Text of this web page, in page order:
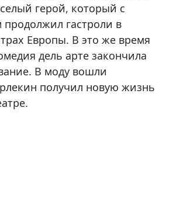
герой, который с
продолжил гастроли в
Европы. В это же время
дель арте закончила
В моду вошли
получил новую жизнь